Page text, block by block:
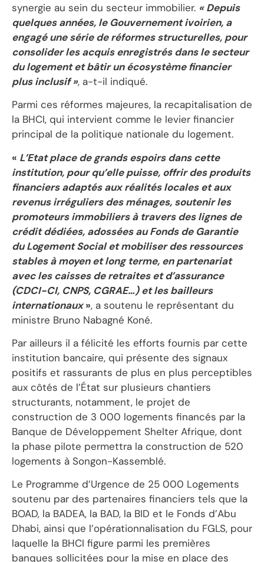
synergie au sein du secteur immobilier. « Depuis
quelques années, le Gouvernement ivoirien, a
engagé une série de réformes structurelles, pour
consolider les acquis enregistrés dans le secteur
du logement et bâtir un écosystème financier
plus inclusif », a-t-il indiqué.
Parmi ces réformes majeures, la recapitalisation de
la BHCI, qui intervient comme le levier financier
principal de la politique nationale du logement.
« L’Etat place de grands espoirs dans cette
institution, pour qu’elle puisse, offrir des produits
financiers adaptés aux réalités locales et aux
revenus irréguliers des ménages, soutenir les
promoteurs immobiliers à travers des lignes de
crédit dédiées, adossées au Fonds de Garantie
du Logement Social et mobiliser des ressources
stables à moyen et long terme, en partenariat
avec les caisses de retraites et d’assurance
(CDCI-CI, CNPS, CGRAE…) et les bailleurs
internationaux», a soutenu le représentant du
ministre Bruno Nabagné Koné.
Par ailleurs il a félicité les efforts fournis par cette
institution bancaire, qui présente des signaux
positifs et rassurants de plus en plus perceptibles
aux côtés de l’État sur plusieurs chantiers
structurants, notamment, le projet de
construction de 3 000 logements financés par la
Banque de Développement Shelter Afrique, dont
la phase pilote permettra la construction de 520
logements à Songon-Kassemblé.
Le Programme d’Urgence de 25 000 Logements
soutenu par des partenaires financiers tels que la
BOAD, la BADEA, la BAD, la BID et le Fonds d’Abu
Dhabi, ainsi que l’opérationnalisation du FGLS, pour
laquelle la BHCI figure parmi les premières
banques sollicitées pour la mise en place des